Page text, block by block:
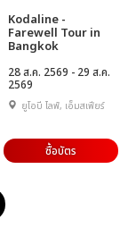
Kodaline -
Farewell Tour in
Bangkok
28 ส.ค. 2569 - 29 ส.ค.
2569
ยูโอบี ไลฟ์, เอ็มสเฟียร์
ซื้อบัตร